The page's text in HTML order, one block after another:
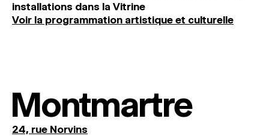
installations dans la Vitrine
Voir la programmation artistique et culturelle
Montmartre
24, rue Norvins